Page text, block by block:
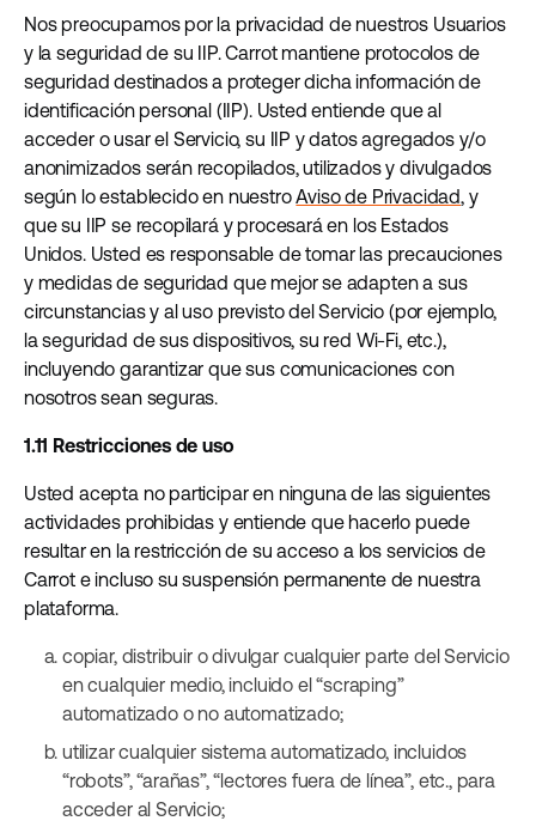
Nos preocupamos por la privacidad de nuestros Usuarios
y la seguridad de su IIP. Carrot mantiene protocolos de
seguridad destinados a proteger dicha información de
identificación personal (IIP). Usted entiende que al
acceder o usar el Servicio, su IIP y datos agregados y/o
anonimizados serán recopilados, utilizados y divulgados
según lo establecido en nuestroAviso de Privacidad, y
que su IIP se recopilará y procesará en los Estados
Unidos. Usted es responsable de tomar las precauciones
y medidas de seguridad que mejor se adapten a sus
circunstancias y al uso previsto del Servicio (por ejemplo,
la seguridad de sus dispositivos, su red Wi-Fi, etc.),
incluyendo garantizar que sus comunicaciones con
nosotros sean seguras.
1.11 Restricciones de uso
Usted acepta no participar en ninguna de las siguientes
actividades prohibidas y entiende que hacerlo puede
resultar en la restricción de su acceso a los servicios de
Carrot e incluso su suspensión permanente de nuestra
plataforma.
copiar, distribuir o divulgar cualquier parte del Servicio
en cualquier medio, incluido el “scraping”
automatizado o no automatizado;
utilizar cualquier sistema automatizado, incluidos
“robots”, “arañas”, “lectores fuera de línea”, etc., para
acceder al Servicio;